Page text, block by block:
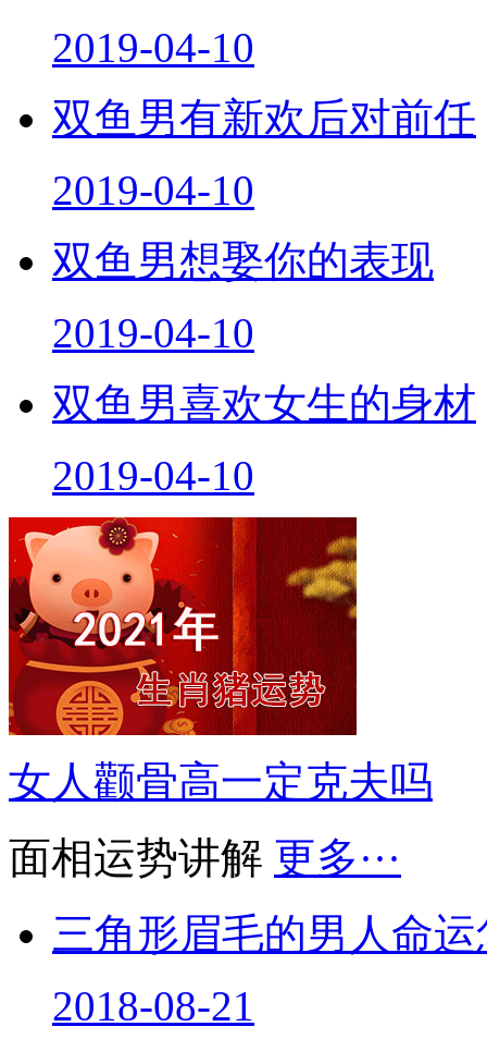
2019-04-10
双鱼男有新欢后对前任
2019-04-10
双鱼男想娶你的表现
2019-04-10
双鱼男喜欢女生的身材
2019-04-10
女人颧骨高一定克夫吗
面相运势讲解 更多···
三角形眉毛的男人命
2018-08-21